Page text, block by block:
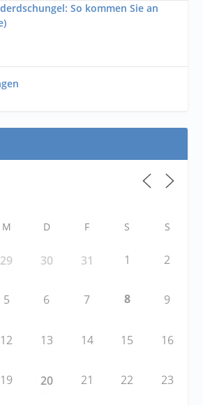
So kommen Sie an
M D F S S
29 30 31 1 2
5 6 7 8 9
12 13 14 15 16
19 20 21 22 23